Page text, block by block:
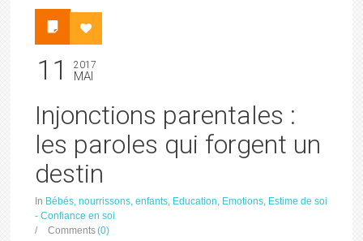
11 2017
MAI
Injonctions parentales :
les paroles qui forgent un
destin
In Bébés, nourrissons, enfants, Education, Emotions, Estime de soi
- Confiance en soi
/
Comments(0)